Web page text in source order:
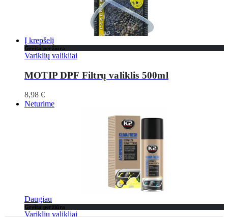
Į krepšelį
Greita peržiūra
Variklių valikliai
MOTIP DPF Filtrų valiklis 500ml
8,98 €
Neturime
Daugiau
Greita peržiūra
Variklių valikliai